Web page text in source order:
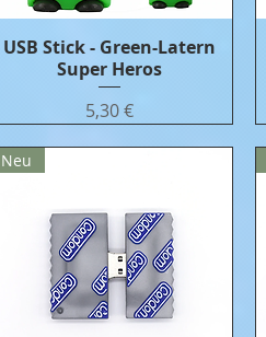
Бърз преглед
USB Stick - Green-Latern
Super Heros
Цена
5,30 €
Neu